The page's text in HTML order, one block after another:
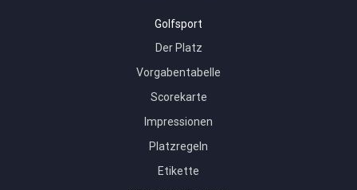
Golfsport
Der Platz
Vorgabentabelle
Scorekarte
Impressionen
Platzregeln
Etikette